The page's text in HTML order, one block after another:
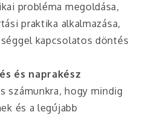
probléma megoldása,
praktika alkalmazása,
kapcsolatos döntés
és naprakész
számunkra, hogy mindig
és a legújabb